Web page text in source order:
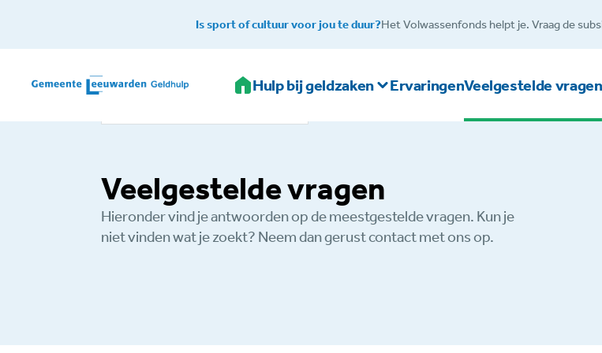
Is sport of cultuur voor jou te duur?Het Volwassenfonds helpt je. Vraag de
HomeHulp bij geldzaken ErvaringenVeelgestelde vragen
Veelgestelde vragen
Hieronder vind je antwoorden op de meestgestelde vragen. Kun je
niet vinden wat je zoekt? Neem dan gerust contact met ons op.